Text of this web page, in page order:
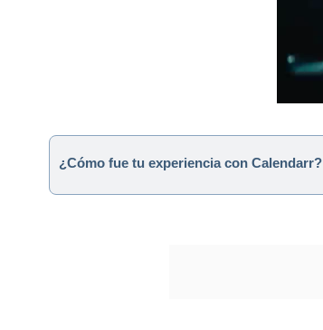
¿Cómo fue tu experiencia con Calendarr?